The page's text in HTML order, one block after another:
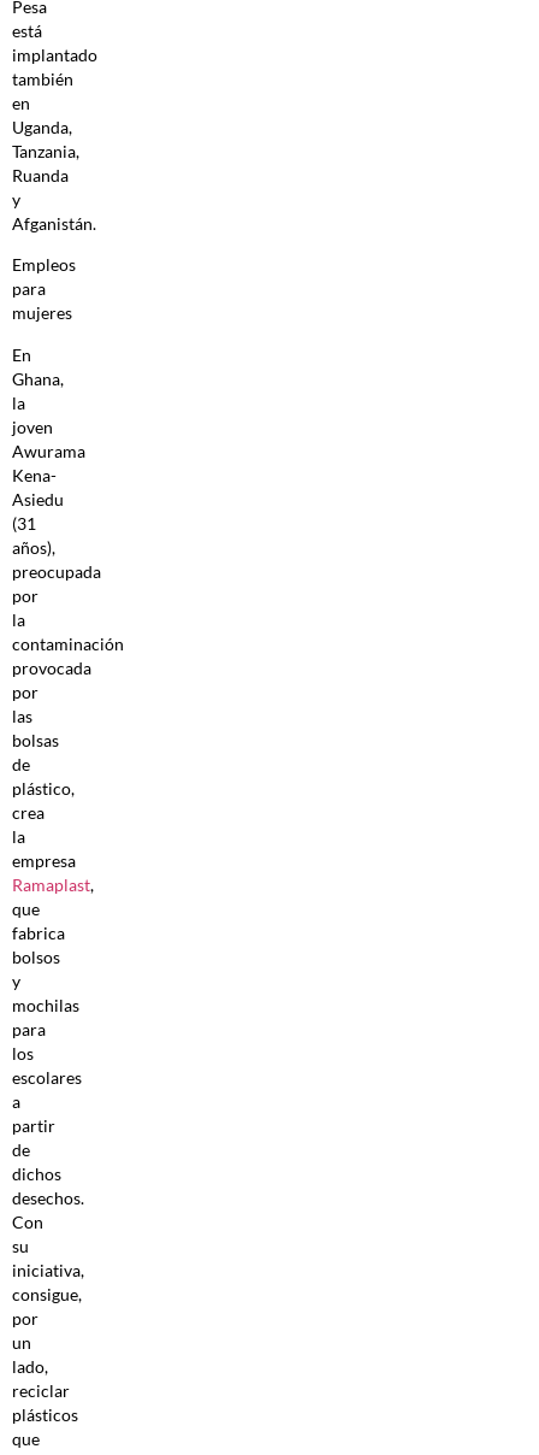
Pesa
está
implantado
también
en
Uganda,
Tanzania,
Ruanda
y
Afganistán.
Empleos
para
mujeres
En
Ghana,
la
joven
Awurama
Kena-
Asiedu
(31
años),
preocupada
por
la
contaminación
provocada
por
las
bolsas
de
plástico,
crea
la
empresa
Ramaplast,
que
fabrica
bolsos
y
mochilas
para
los
escolares
a
partir
de
dichos
desechos.
Con
su
iniciativa,
consigue,
por
un
lado,
reciclar
plásticos
que